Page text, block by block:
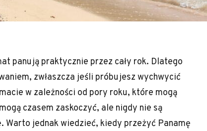
panują praktycznie przez cały rok. Dlatego
zwłaszcza jeśli próbujesz wychwycić
w zależności od pory roku, które mogą
czasem zaskoczyć, ale nigdy nie są
Warto jednak wiedzieć, kiedy przeżyć Panamę